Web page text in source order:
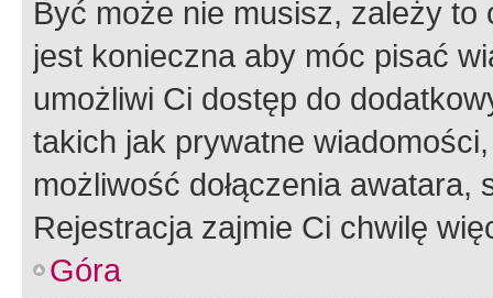
Być może nie musisz, zależy
jest konieczna aby móc pisać
umożliwi Ci dostęp do
takich jak prywatne
możliwość dołączenia
Rejestracja zajmie Ci chwilę
Góra